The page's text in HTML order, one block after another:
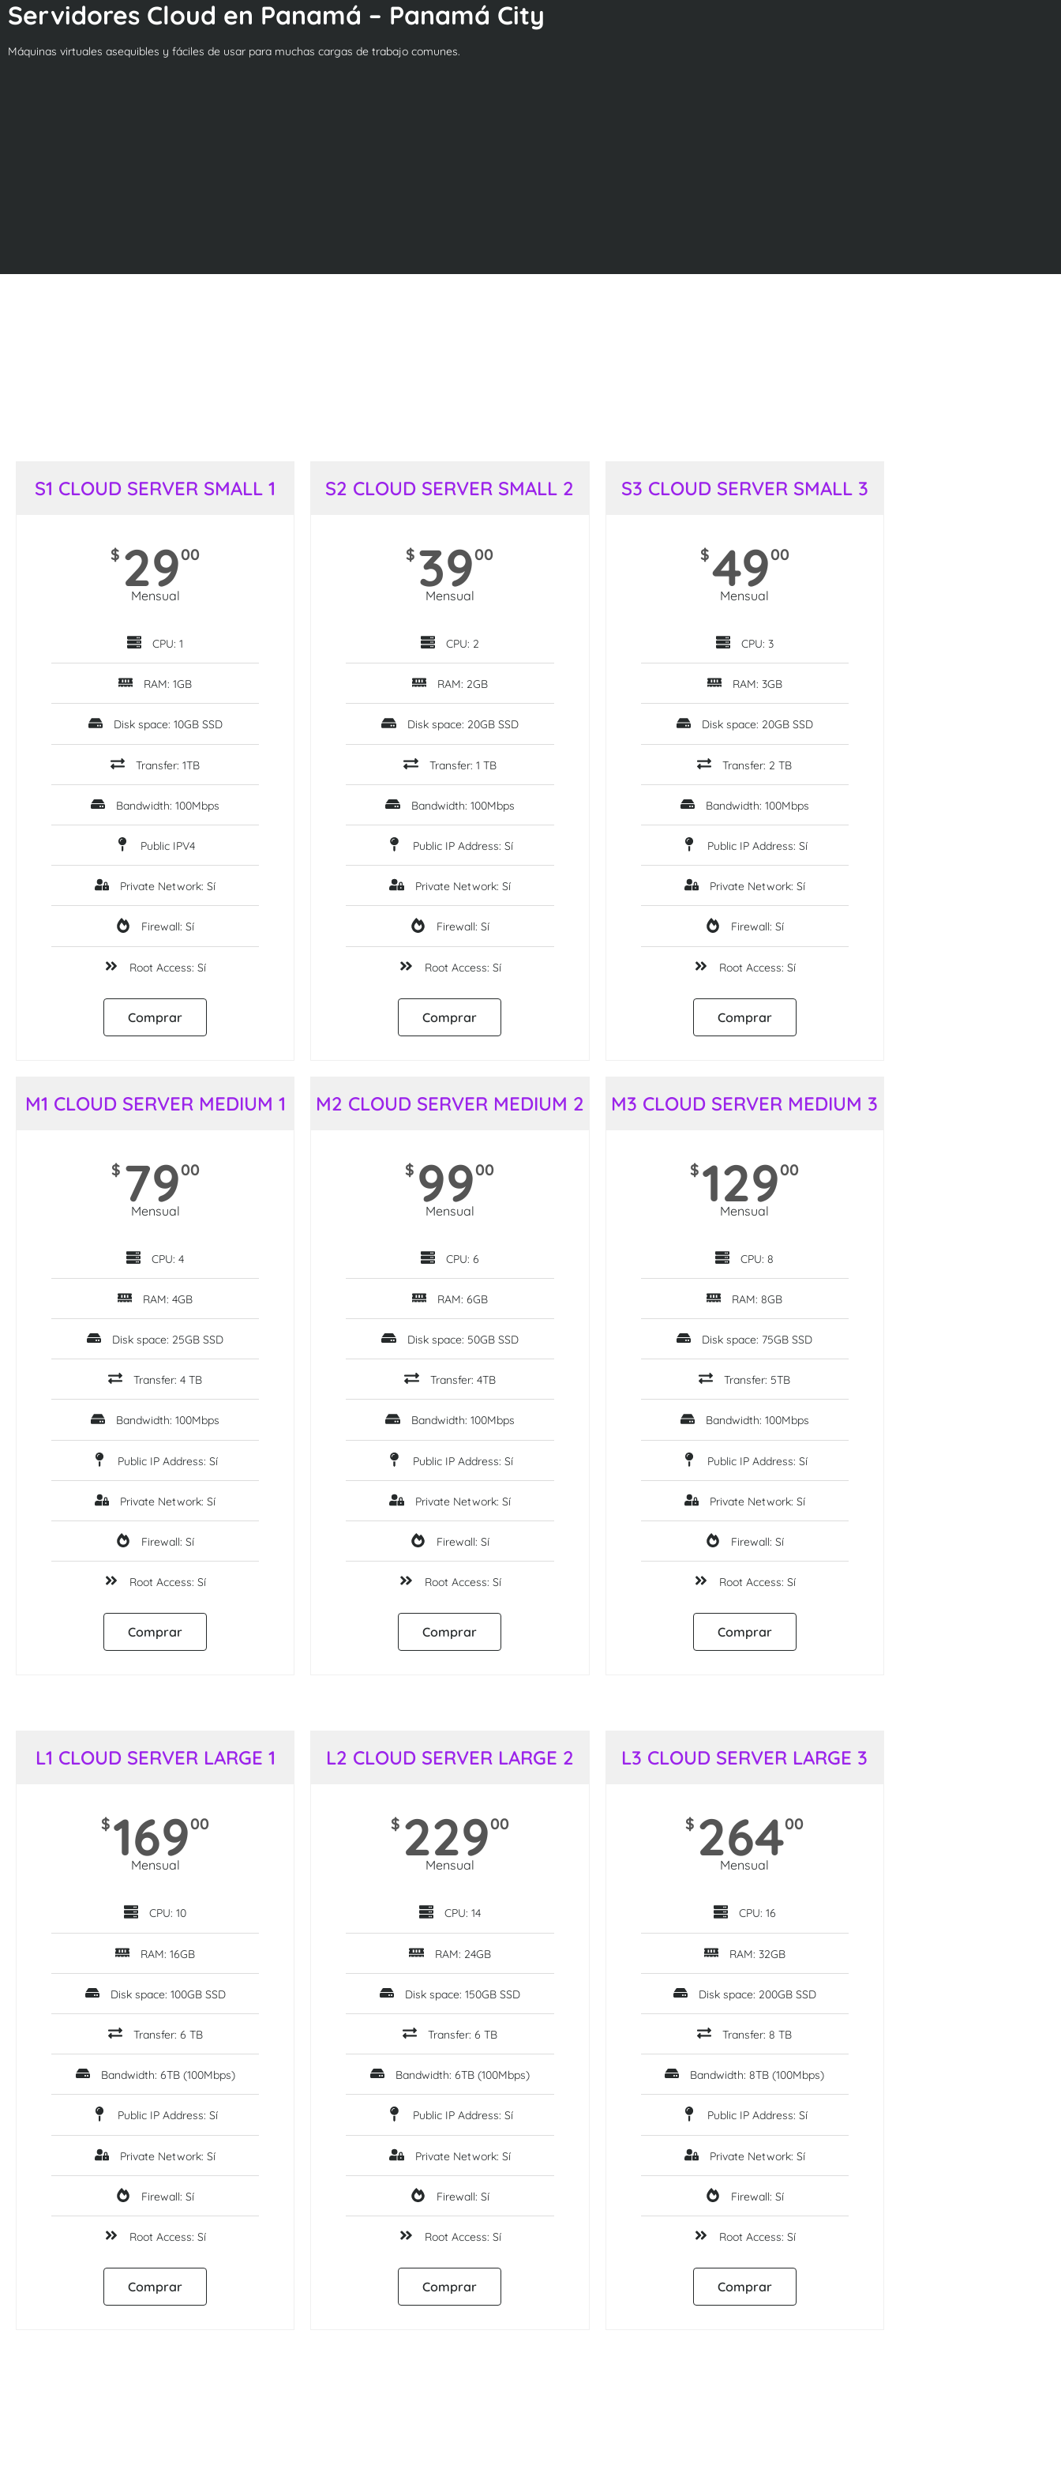
Servidores Cloud en Panamá – Panamá City
Máquinas virtuales asequibles y fáciles de usar para muchas cargas de trabajo comunes.
S1 CLOUD SERVER SMALL 1
$ 2900
Mensual
CPU: 1
RAM: 1GB
Disk space: 10GB SSD
Transfer: 1TB
Bandwidth: 100Mbps
Public IPV4
Private Network: Sí
Firewall: Sí
Root Access: Sí
Comprar
S2 CLOUD SERVER SMALL 2
$ 3900
Mensual
CPU: 2
RAM: 2GB
Disk space: 20GB SSD
Transfer: 1 TB
Bandwidth: 100Mbps
Public IP Address: Sí
Private Network: Sí
Firewall: Sí
Root Access: Sí
Comprar
S3 CLOUD SERVER SMALL 3
$4900
Mensual
CPU: 3
RAM: 3GB
Disk space: 20GB SSD
Transfer: 2 TB
Bandwidth: 100Mbps
Public IP Address: Sí
Private Network: Sí
Firewall: Sí
Root Access: Sí
Comprar
M1 CLOUD SERVER MEDIUM 1
$ 7900
Mensual
CPU: 4
RAM: 4GB
Disk space: 25GB SSD
Transfer: 4 TB
Bandwidth: 100Mbps
Public IP Address: Sí
Private Network: Sí
Firewall: Sí
Root Access: Sí
Comprar
M2 CLOUD SERVER MEDIUM 2
$ 9900
Mensual
CPU: 6
RAM: 6GB
Disk space: 50GB SSD
Transfer: 4TB
Bandwidth: 100Mbps
Public IP Address: Sí
Private Network: Sí
Firewall: Sí
Root Access: Sí
Comprar
M3 CLOUD SERVER MEDIUM 3
$ 12900
Mensual
CPU: 8
RAM: 8GB
Disk space: 75GB SSD
Transfer: 5TB
Bandwidth: 100Mbps
Public IP Address: Sí
Private Network: Sí
Firewall: Sí
Root Access: Sí
Comprar
L1 CLOUD SERVER LARGE 1
$ 16900
Mensual
CPU: 10
RAM: 16GB
Disk space: 100GB SSD
Transfer: 6 TB
Bandwidth: 6TB (100Mbps)
Public IP Address: Sí
Private Network: Sí
Firewall: Sí
Root Access: Sí
Comprar
L2 CLOUD SERVER LARGE 2
$ 22900
Mensual
CPU: 14
RAM: 24GB
Disk space: 150GB SSD
Transfer: 6 TB
Bandwidth: 6TB (100Mbps)
Public IP Address: Sí
Private Network: Sí
Firewall: Sí
Root Access: Sí
Comprar
L3 CLOUD SERVER LARGE 3
$ 26400
Mensual
CPU: 16
RAM: 32GB
Disk space: 200GB SSD
Transfer: 8 TB
Bandwidth: 8TB (100Mbps)
Public IP Address: Sí
Private Network: Sí
Firewall: Sí
Root Access: Sí
Comprar